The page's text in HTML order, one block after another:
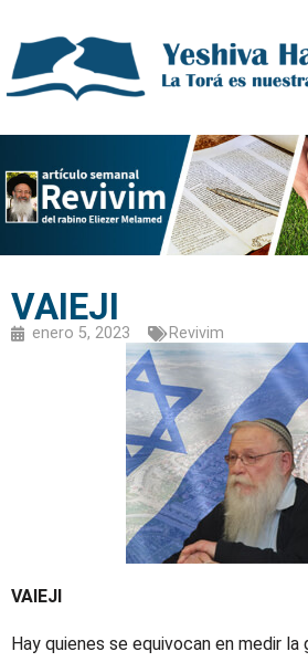
VAIEJI
enero 5, 2023 Revivim
VAIEJI
Hay quienes se equivocan en medir la